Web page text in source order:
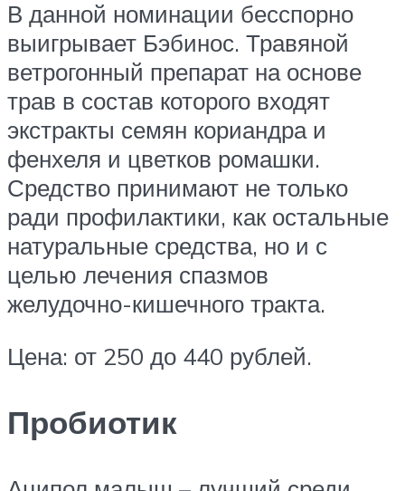
В данной номинации бесспорно
выигрывает Бэбинос. Травяной
ветрогонный препарат на основе
трав в состав которого входят
экстракты семян кориандра и
фенхеля и цветков ромашки.
Средство принимают не только
ради профилактики, как остальные
натуральные средства, но и с
целью лечения спазмов
желудочно-кишечного тракта.
Цена: от 250 до 440 рублей.
Пробиотик